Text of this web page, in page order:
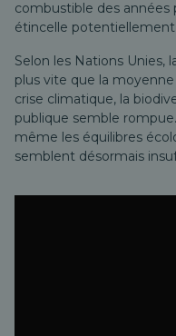
combustible des
étincelle
Selon les Nations Unies,
plus vite que la
crise climatique, la
publique semble
même les équilibres
semblent désormais